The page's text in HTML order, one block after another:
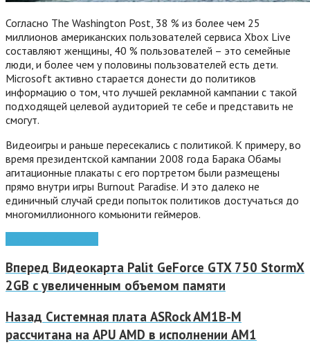
Согласно The Washington Post, 38 % из более чем 25
миллионов американских пользователей сервиса Xbox Live
составляют женщины, 40 % пользователей – это семейные
люди, и более чем у половины пользователей есть дети.
Microsoft активно старается донести до политиков
информацию о том, что лучшей рекламной кампании с такой
подходящей целевой аудиторией те себе и представить не
смогут.
Видеоигры и раньше пересекались с политикой. К примеру, во
время президентской кампании 2008 года Барака Обамы
агитационные плакаты с его портретом были размещены
прямо внутри игры Burnout Paradise. И это далеко не
единичный случай среди попыток политиков достучаться до
многомиллионного комьюнити геймеров.
Вперед Видеокарта Palit GeForce GTX 750 StormX
2GB с увеличенным объемом памяти
Назад Системная плата ASRock AM1B-M
рассчитана на APU AMD в исполнении AM1